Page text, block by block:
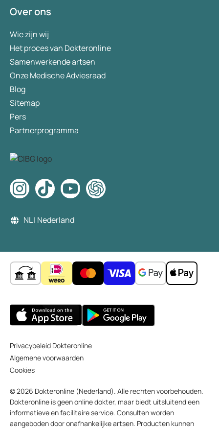
Over ons
Wie zijn wij
Het proces van Dokteronline
Samenwerkende artsen
Onze Medische Adviesraad
Blog
Sitemap
Pers
Partnerprogramma
NL | Nederland
Privacybeleid Dokteronline
Algemene voorwaarden
Cookies
© 2026 Dokteronline (Nederland). Alle rechten voorbehouden.
Dokteronline is geen online dokter, maar biedt uitsluitend een
informatieve en facilitaire service. Consulten worden
aangeboden door onafhankelijke artsen. Producten kunnen